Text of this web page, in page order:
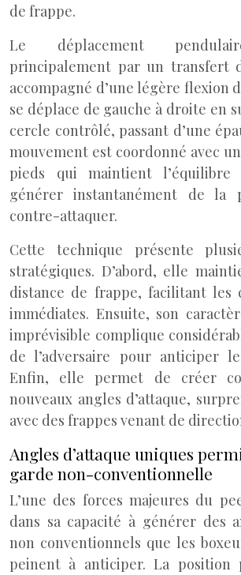
de frappe.
Le déplacement
principalement par un transfert
accompagné d’une légère flexion
se déplace de gauche à droite en
cercle contrôlé, passant d’une
mouvement est coordonné avec
pieds qui maintient
générer instantanément de la
contre-attaquer.
Cette technique présente
stratégiques. D’abord, elle
distance de frappe, facilitant les
immédiates. Ensuite, son
imprévisible complique
de l’adversaire pour anticiper
Enfin, elle permet de créer
nouveaux angles d’attaque,
avec des frappes venant de
Angles d’attaque uniques
garde non-conventionnelle
L’une des forces majeures du
dans sa capacité à générer des
non conventionnels que les
peinent à anticiper. La position